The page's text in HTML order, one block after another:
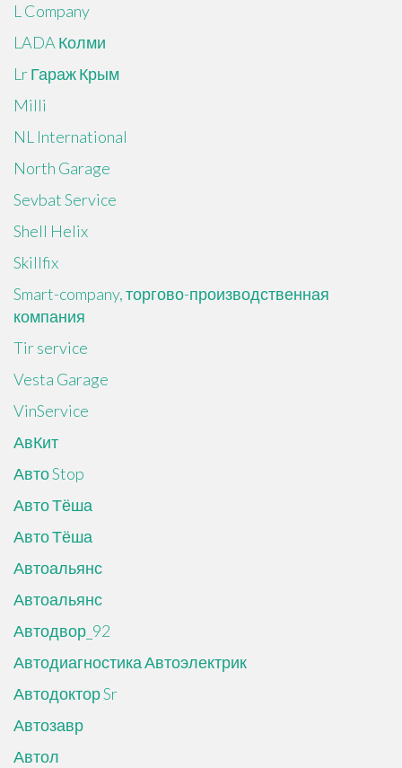
L Company
LADA Колми
Lr Гараж Крым
Milli
NL International
North Garage
Sevbat Service
Shell Helix
Skillfix
Smart-company, торгово-производственная
компания
Tir service
Vesta Garage
VinService
АвКит
Авто Stop
Авто Тёша
Авто Тёша
Автоальянс
Автоальянс
Автодвор_92
Автодиагностика Автоэлектрик
Автодоктор Sr
Автозавр
Автол